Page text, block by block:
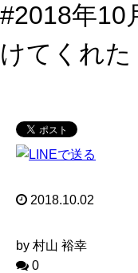
#2018年
けてくれ
2018.10.02
by 村山 裕幸
0